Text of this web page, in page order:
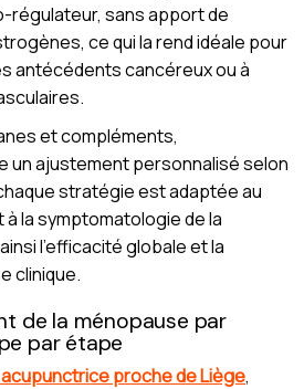
régulateur, sans apport de
ce qui la rend idéale pour
antécédents cancéreux ou à
et compléments,
un ajustement personnalisé selon
stratégie est adaptée au
la symptomatologie de la
l’efficacité globale et la
clinique.
de la ménopause par
par étape
proche de Liège,